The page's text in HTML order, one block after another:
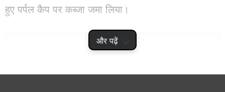
और पढ़ें
हुए पर्पल कैप पर कब्जा जमा लिया।
Advertisement